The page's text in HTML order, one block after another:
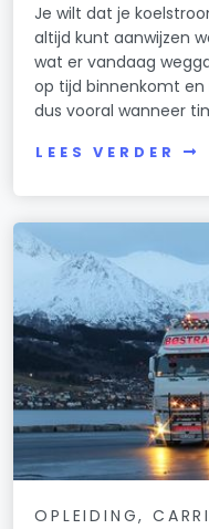
Je wilt dat je
altijd kunt aanwijzen
wat er vandaag
op tijd binnenkomt
dus vooral wanneer
LEES VERDER
OPLEIDING,